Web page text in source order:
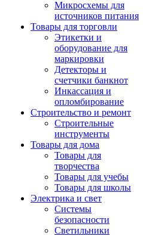
Микросхемы для
источников питания
Товары для торговли
Этикетки и
оборудование для
маркировки
Детекторы и
счетчики банкнот
Инкассация и
опломбирование
Строительство и ремонт
Строительные
инструменты
Товары для дома
Товары для
творчества
Товары для учебы
Товары для школы
Электрика и свет
Системы
безопасности
Светильники